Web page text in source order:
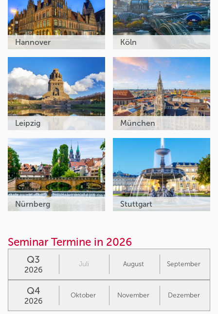
Hannover Köln
Leipzig München
Nürnberg Stuttgart
Seminar Termine in 2026
Q3
2026
Juli August September
Q4
2026
Oktober November Dezember